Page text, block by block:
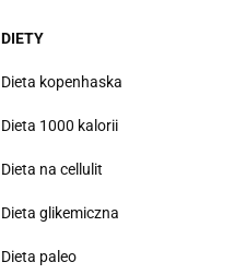
DIETY
Dieta kopenhaska
Dieta 1000 kalorii
Dieta na cellulit
Dieta glikemiczna
Dieta paleo